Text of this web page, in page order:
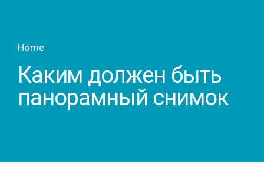
Home
Каким должен быть
панорамный снимок